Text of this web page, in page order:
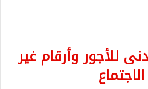
للأجور وأرقام غير